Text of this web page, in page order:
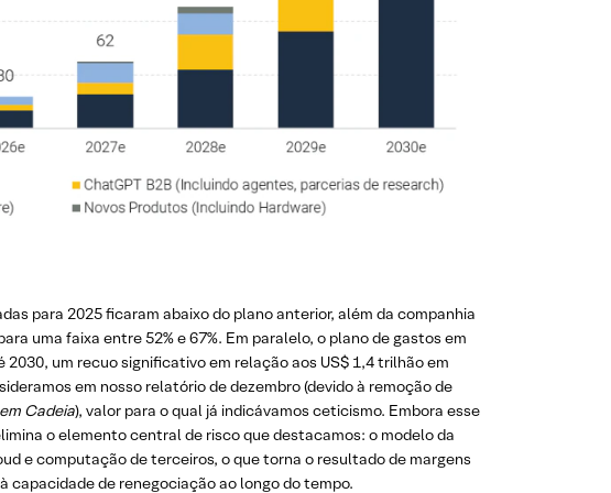
para 2025 ficaram abaixo do plano anterior, além da companhia
uma faixa entre 52% e 67%. Em paralelo, o plano de gastos em
um recuo significativo em relação aos US$ 1,4 trilhão em
em nosso relatório de dezembro (devido à remoção de
Cadeia), valor para o qual já indicávamos ceticismo. Embora esse
o elemento central de risco que destacamos: o modelo da
e computação de terceiros, o que torna o resultado de margens
de renegociação ao longo do tempo.